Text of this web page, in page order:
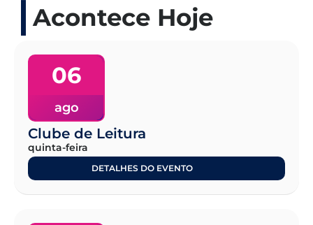
Acontece Hoje
06
ago
Clube de Leitura
quinta-feira
DETALHES DO EVENTO